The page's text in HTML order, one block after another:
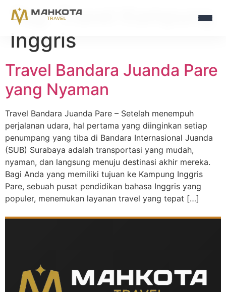
Tag:Travel Kampung
Inggris
Travel Bandara Juanda Pare
yang Nyaman
Travel Bandara Juanda Pare – Setelah menempuh
perjalanan udara, hal pertama yang diinginkan setiap
penumpang yang tiba di Bandara Internasional Juanda
(SUB) Surabaya adalah transportasi yang mudah,
nyaman, dan langsung menuju destinasi akhir mereka.
Bagi Anda yang memiliki tujuan ke Kampung Inggris
Pare, sebuah pusat pendidikan bahasa Inggris yang
populer, menemukan layanan travel yang tepat […]